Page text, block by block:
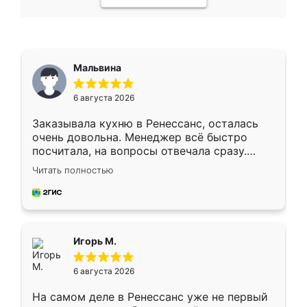
Мальвина
6 августа 2026
Заказывала кухню в Ренессанс, осталась
очень довольна. Менеджер всё быстро
посчитала, на вопросы отвечала сразу.
Замерщик приехал в субботу, подошёл к
делу со всей ответственностью. Собрали
за день, ребята работали аккуратно, даже
Читать полностью
Игорь М.
6 августа 2026
На самом деле в Ренессанс уже не первый